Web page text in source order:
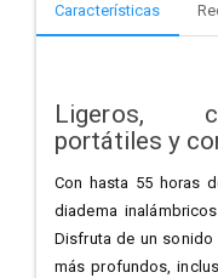
Características
Ligeros,
portátiles y
Con hasta 55 horas
diadema
Disfruta de un sonido
más profundos,